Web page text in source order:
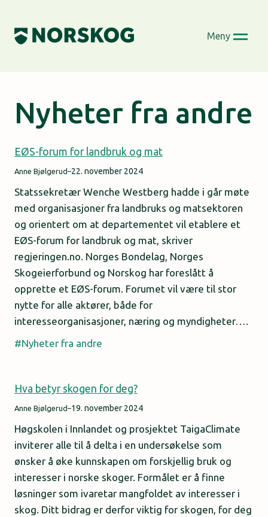
content
Meny
Nyheter fra andre
EØS-forum for landbruk og mat
Anne Bjølgerud–22. november 2024
Statssekretær Wenche Westberg hadde i går møte
med organisasjoner fra landbruks og matsektoren
og orientert om at departementet vil etablere et
EØS-forum for landbruk og mat, skriver
regjeringen.no. Norges Bondelag, Norges
Skogeierforbund og Norskog har foreslått å
opprette et EØS-forum. Forumet vil være til stor
nytte for alle aktører, både for
interesseorganisasjoner, næring og myndigheter….
Nyheter fra andre
Hva betyr skogen for deg?
Anne Bjølgerud–19. november 2024
Høgskolen i Innlandet og prosjektet TaigaClimate
inviterer alle til å delta i en undersøkelse som
ønsker å øke kunnskapen om forskjellig bruk og
interesser i norske skoger. Formålet er å finne
løsninger som ivaretar mangfoldet av interesser i
skog. Ditt bidrag er derfor viktig for skogen, for deg